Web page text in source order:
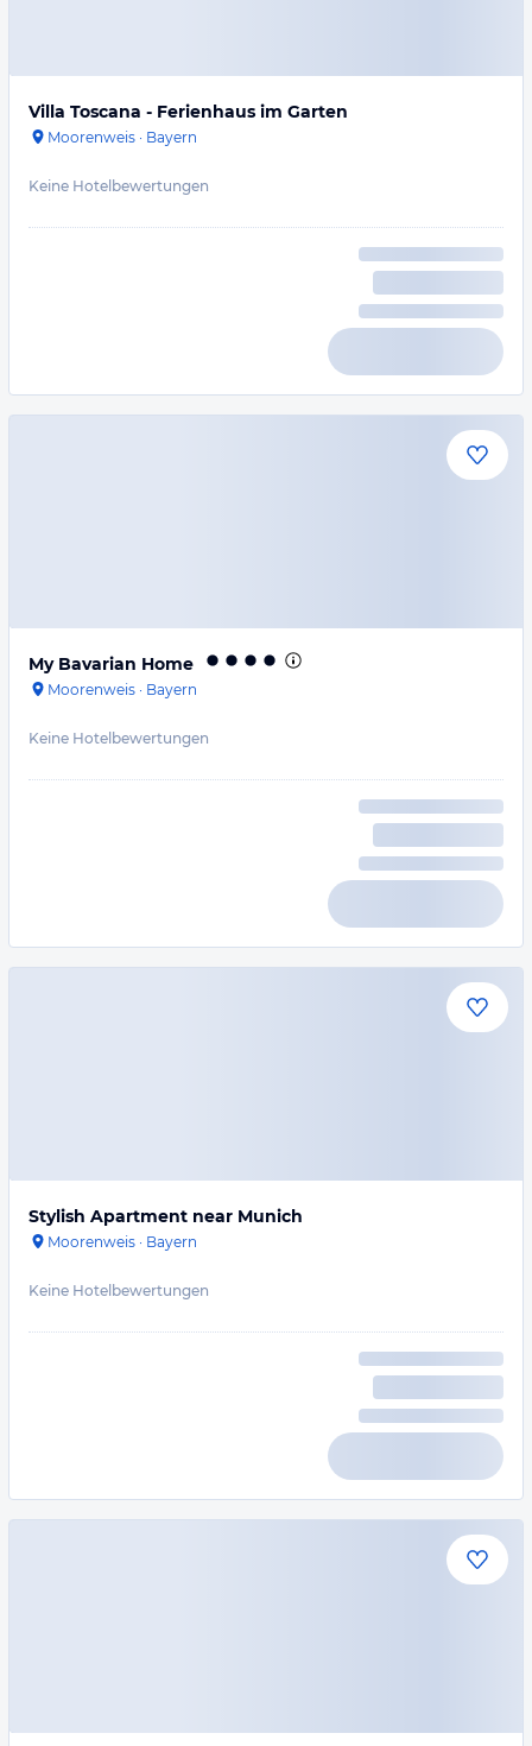
Villa Toscana - Ferienhaus im Garten
Moorenweis · Bayern
Keine Hotelbewertungen
My Bavarian Home
Moorenweis · Bayern
Keine Hotelbewertungen
Stylish Apartment near Munich
Moorenweis · Bayern
Keine Hotelbewertungen